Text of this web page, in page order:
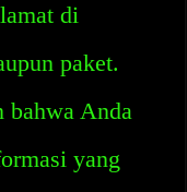
di
paket.
bahwa Anda
yang